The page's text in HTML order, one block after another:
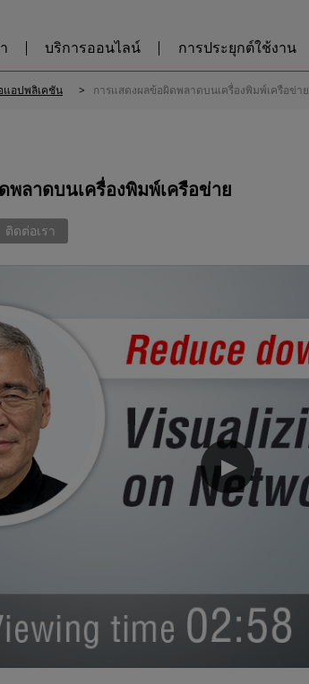
บริการออนไลน์ การประยุกต์ใช้งาน
แอปพลิเคชัน การแสดงผลข้อผิดพลาดบนเครื่องพิมพ์เครือข่าย
พลาดบนเครื่องพิมพ์เครือข่าย
ติดต่อเรา
▶